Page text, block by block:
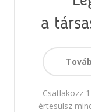
a
Csatlakozz
értesülsz